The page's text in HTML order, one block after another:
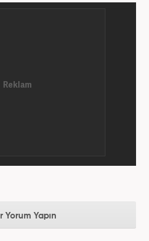
Yorum Yapın